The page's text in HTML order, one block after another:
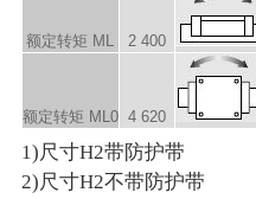
额定转矩 M L 2 400
额定转矩 M L0 4 620
1)尺寸H2带防护带
2)尺寸H2不带防护带